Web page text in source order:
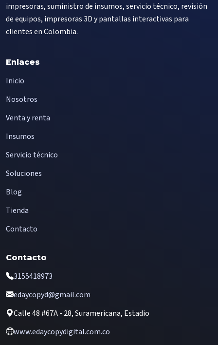
impresoras, suministro de insumos, servicio técnico, revisión
de equipos, impresoras 3D y pantallas interactivas para
clientes en Colombia.
Enlaces
Inicio
Nosotros
Venta y renta
Insumos
Servicio técnico
Soluciones
Blog
Tienda
Contacto
Contacto
3155418973
edaycopyd@gmail.com
Calle 48 #67A - 28, Suramericana, Estadio
www.edaycopydigital.com.co